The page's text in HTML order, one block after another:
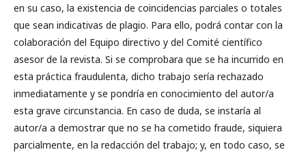
en su caso, la existencia de coincidencias parciales o totales
que sean indicativas de plagio. Para ello, podrá contar con la
colaboración del Equipo directivo y del Comité científico
asesor de la revista. Si se comprobara que se ha incurrido en
esta práctica fraudulenta, dicho trabajo sería rechazado
inmediatamente y se pondría en conocimiento del autor/a
esta grave circunstancia. En caso de duda, se instaría al
autor/a a demostrar que no se ha cometido fraude, siquiera
parcialmente, en la redacción del trabajo; y, en todo caso, se